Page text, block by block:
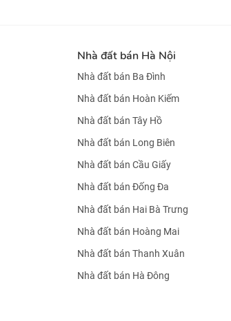
Nhà đất bán Hà Nội
Nhà đất bán Ba Đình
Nhà đất bán Hoàn Kiếm
Nhà đất bán Tây Hồ
Nhà đất bán Long Biên
Nhà đất bán Cầu Giấy
Nhà đất bán Đống Đa
Nhà đất bán Hai Bà Trưng
Nhà đất bán Hoàng Mai
Nhà đất bán Thanh Xuân
Nhà đất bán Hà Đông